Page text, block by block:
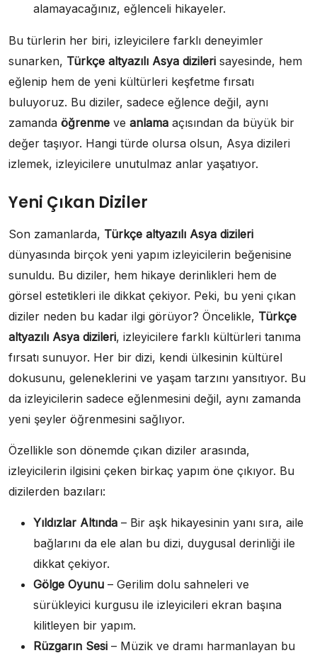
alamayacağınız, eğlenceli hikayeler.
Bu türlerin her biri, izleyicilere farklı deneyimler
sunarken, Türkçe altyazılı Asya dizileri sayesinde, hem
eğlenip hem de yeni kültürleri keşfetme fırsatı
buluyoruz. Bu diziler, sadece eğlence değil, aynı
zamanda öğrenme ve anlama açısından da büyük bir
değer taşıyor. Hangi türde olursa olsun, Asya dizileri
izlemek, izleyicilere unutulmaz anlar yaşatıyor.
Yeni Çıkan Diziler
Son zamanlarda, Türkçe altyazılı Asya dizileri
dünyasında birçok yeni yapım izleyicilerin beğenisine
sunuldu. Bu diziler, hem hikaye derinlikleri hem de
görsel estetikleri ile dikkat çekiyor. Peki, bu yeni çıkan
diziler neden bu kadar ilgi görüyor? Öncelikle, Türkçe
altyazılı Asya dizileri, izleyicilere farklı kültürleri tanıma
fırsatı sunuyor. Her bir dizi, kendi ülkesinin kültürel
dokusunu, geleneklerini ve yaşam tarzını yansıtıyor. Bu
da izleyicilerin sadece eğlenmesini değil, aynı zamanda
yeni şeyler öğrenmesini sağlıyor.
Özellikle son dönemde çıkan diziler arasında,
izleyicilerin ilgisini çeken birkaç yapım öne çıkıyor. Bu
dizilerden bazıları:
Yıldızlar Altında – Bir aşk hikayesinin yanı sıra, aile
bağlarını da ele alan bu dizi, duygusal derinliği ile
dikkat çekiyor.
Gölge Oyunu – Gerilim dolu sahneleri ve
sürükleyici kurgusu ile izleyicileri ekran başına
kilitleyen bir yapım.
Rüzgarın Sesi – Müzik ve dramı harmanlayan bu